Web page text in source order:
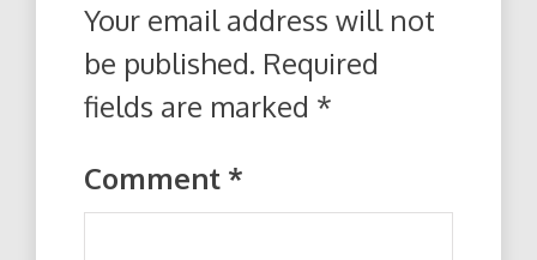
Your email address will not
be published. Required
fields are marked *
Comment *